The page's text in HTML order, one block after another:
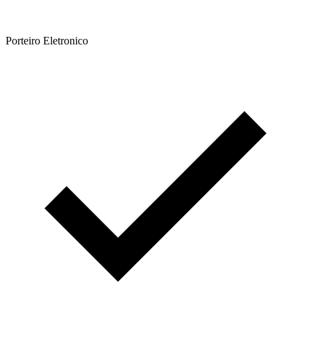
Porteiro Eletronico